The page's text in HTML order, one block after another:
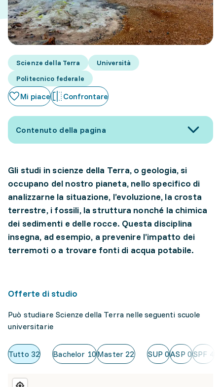
Scienze della Terra
Università
Politecnico federale
Mi piace Confrontare
Contenuto della pagina
Gli studi in scienze della Terra, o geologia, si
occupano del nostro pianeta, nello specifico di
analizzarne la situazione, l’evoluzione, la crosta
terrestre, i fossili, la struttura nonché la chimica
dei sedimenti e delle rocce. Questa disciplina
insegna, ad esempio, a prevenire l’impatto dei
terremoti o a trovare fonti di acqua potabile.
Offerte di studio
Può studiare Scienze della Terra nelle seguenti scuole
universitarie
Tutto 32 Bachelor 10Master 22 SUP 0ASP 0SPF 4